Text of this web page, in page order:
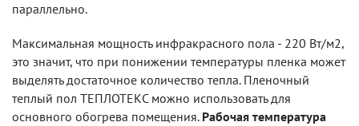
параллельно.
Максимальная мощность инфракрасного пола - 220 Вт/м2,
это значит, что при понижении температуры пленка может
выделять достаточное количество тепла. Пленочный
теплый пол ТЕПЛОТЕКС можно использовать для
основного обогрева помещения. Рабочая температура